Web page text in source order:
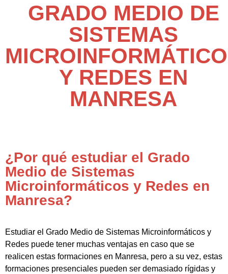
GRADO MEDIO DE
SISTEMAS
Y REDES EN
MANRESA
¿Por qué estudiar el Grado
Medio de Sistemas
Microinformáticos y Redes en
Manresa?
Estudiar el Grado Medio de Sistemas Microinformáticos y
Redes puede tener muchas ventajas en caso que se
realicen estas formaciones en Manresa, pero a su vez, estas
formaciones presenciales pueden ser demasiado rígidas y